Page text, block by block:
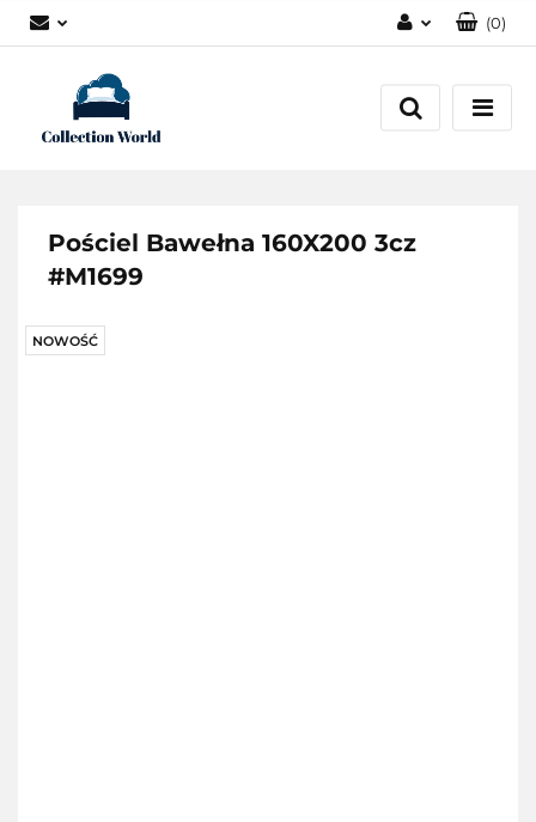
Zarejestruj się
(0)
Pościel Bawełna 160X200 3cz
#M1699
NOWOŚĆ